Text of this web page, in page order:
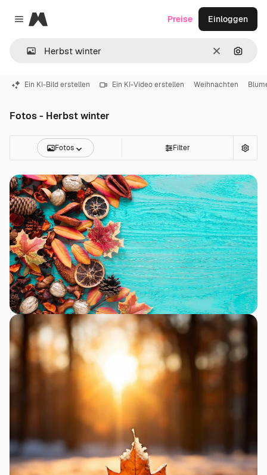
Close menu
Magnific
LöschenNach
Preise Einloggen
Ein KI-Bild erstellen Ein KI-Video erstellen Weihnachten
Fotos - Herbst winter
Fotos Filter